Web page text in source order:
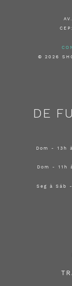
© 2026
DE
Dom - 13h
Dom - 11h
Seg à Sáb